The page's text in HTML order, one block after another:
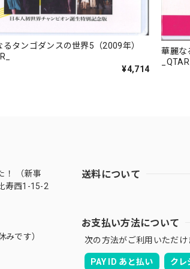
るタンゴダンスの世界5（2009年）
¥4,714
華麗な
_QTAR_
！ （新事
寿西1-15-2
みです）
送料について
お支払い方法について
次の方法がご利用いただけ
PAY ID あと払い クレ